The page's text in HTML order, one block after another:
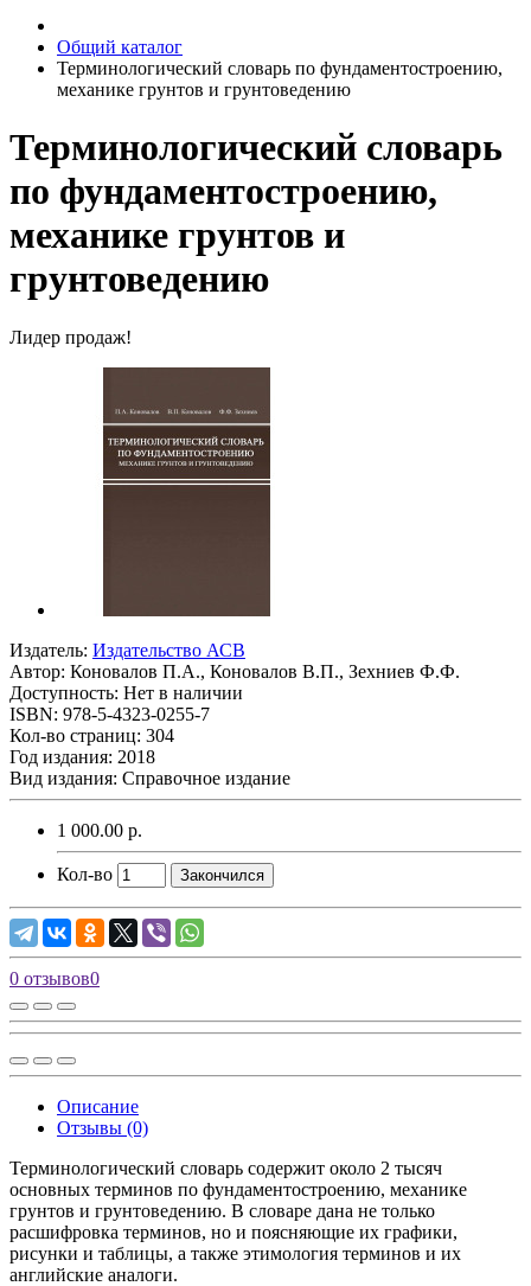
Общий каталог
Терминологический словарь по фундаментостроению,
механике грунтов и грунтоведению
Терминологический словарь
по фундаментостроению,
механике грунтов и
грунтоведению
Лидер продаж!
Издатель: Издательство АСВ
Автор: Коновалов П.А., Коновалов В.П., Зехниев Ф.Ф.
Доступность: Нет в наличии
ISBN: 978-5-4323-0255-7
Кол-во страниц: 304
Год издания: 2018
Вид издания: Справочное издание
1 000.00 р.
Кол-во Закончился
0 отзывов0
Описание
Отзывы (0)
Терминологический словарь содержит около 2 тысяч
основных терминов по фундаментостроению, механике
грунтов и грунтоведению. В словаре дана не только
расшифровка терминов, но и поясняющие их графики,
рисунки и таблицы, а также этимология терминов и их
английские аналоги.